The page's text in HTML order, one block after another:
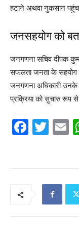
हटाने अथवा नुकसान
जनसहयोग को
जनगणना सचिव दीपक
सफलता जनता के सहयोग
जनगणना अधिकारी उनके
प्रक्रिया को सुचारु रूप
F
T
E